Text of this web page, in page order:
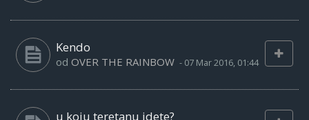
Kendo
od OVER THE RAINBOW - 07 Mar 2016, 01:44
u koju teretanu idete?